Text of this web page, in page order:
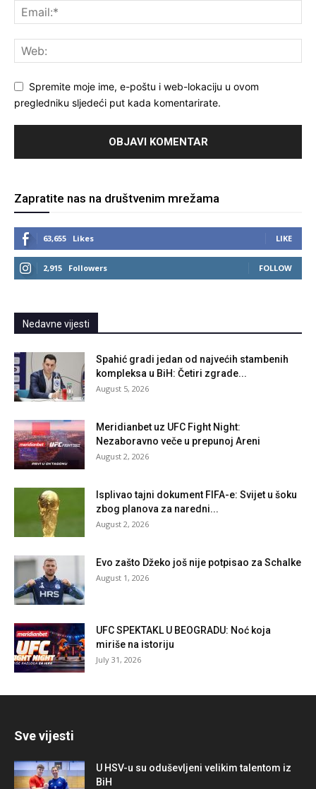
Spremite moje ime, e-poštu i web-lokaciju u ovom
pregledniku sljedeći put kada komentarirate.
Zapratite nas na društvenim mrežama
63,655 Likes LIKE
2,915 Followers FOLLOW
Nedavne vijesti
Spahić gradi jedan od najvećih stambenih
kompleksa u BiH: Četiri zgrade...
August 5, 2026
Meridianbet uz UFC Fight Night:
Nezaboravno veče u prepunoj Areni
August 2, 2026
Isplivao tajni dokument FIFA-e: Svijet u šoku
zbog planova za naredni...
August 2, 2026
Evo zašto Džeko još nije potpisao za Schalke
August 1, 2026
UFC SPEKTAKL U BEOGRADU: Noć koja
miriše na istoriju
July 31, 2026
Sve vijesti
U HSV-u su oduševljeni velikim talentom iz
BiH